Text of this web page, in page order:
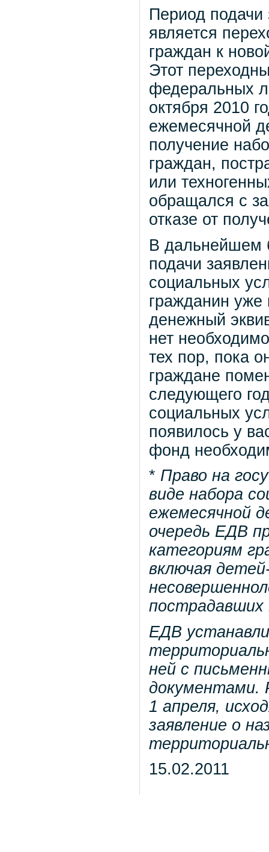
Период подачи
является
граждан к
Этот
федеральных
октября 2010
ежемесячной
получение
граждан,
или
обращался с
отказе от
В дальнейшем
подачи
социальных
гражданин уже
денежный
нет
тех пор, пока
граждане
следующего
социальных
появилось у
фонд
* Право на
виде набора
ежемесячной
очередь ЕДВ
категориям
включая
пострадавших
ЕДВ
ней с
документами.
1 апреля,
заявление о
15.02.2011